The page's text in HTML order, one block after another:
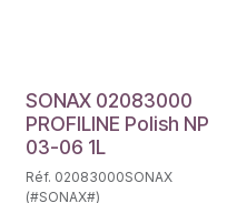
SONAX 02083000
PROFILINE Polish NP
03-06 1L
Réf. 02083000SONAX
(#SONAX#)